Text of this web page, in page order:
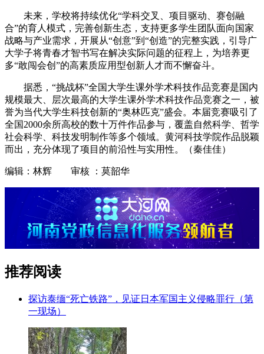
未来，学校将持续优化“学科交叉、项目驱动、赛创融
合”的育人模式，完善创新生态，支持更多学生团队面向国家
战略与产业需求，开展从“创意”到“创造”的完整实践，引导广
大学子将青春才智书写在解决实际问题的征程上，为培养更
多“敢闯会创”的高素质应用型创新人才而不懈奋斗。
据悉，“挑战杯”全国大学生课外学术科技作品竞赛是国内
规模最大、层次最高的大学生课外学术科技作品竞赛之一，被
誉为当代大学生科技创新的“奥林匹克”盛会。本届竞赛吸引了
全国2000余所高校的数十万件作品参与，覆盖自然科学、哲学
社会科学、科技发明制作等多个领域。黄河科技学院作品脱颖
而出，充分体现了项目的前沿性与实用性。（秦佳佳）
编辑：林辉 审核 ：莫韶华
推荐阅读
探访泰缅“死亡铁路”，见证日本军国主义侵略罪行（第
一现场）